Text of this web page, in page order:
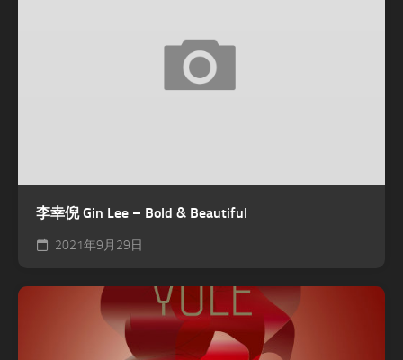
李幸倪 Gin Lee – Bold & Beautiful
2021年9月29日